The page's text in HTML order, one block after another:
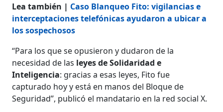
Lea también | Caso Blanqueo Fito: vigilancias e
interceptaciones telefónicas ayudaron a ubicar a
los sospechosos
“Para los que se opusieron y dudaron de la
necesidad de las leyes de Solidaridad e
Inteligencia: gracias a esas leyes, Fito fue
capturado hoy y está en manos del Bloque de
Seguridad”, publicó el mandatario en la red social X.